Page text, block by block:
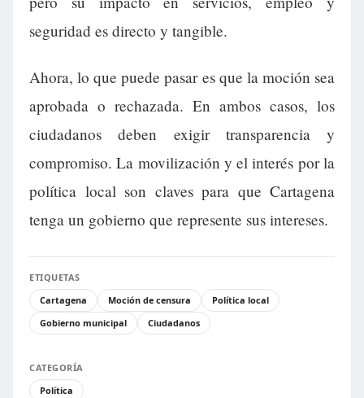
seguridad es directo y tangible.
Ahora, lo que puede pasar es que la moción sea
aprobada o rechazada. En ambos casos, los
ciudadanos deben exigir transparencia y
compromiso. La movilización y el interés por la
política local son claves para que Cartagena
tenga un gobierno que represente sus intereses.
ETIQUETAS
Cartagena
Moción de censura
Política local
Gobierno municipal
Ciudadanos
CATEGORÍA
Política